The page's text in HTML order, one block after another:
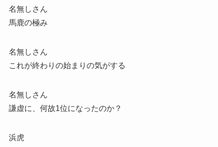
名無しさん
馬鹿の極み
名無しさん
これが終わりの始まりの気がする
名無しさん
謙虚に、何故1位になったのか？
浜虎